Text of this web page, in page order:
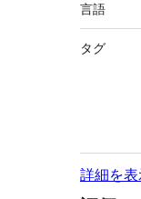
言語
タグ
詳細を